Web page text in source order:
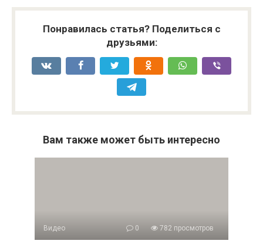
Понравилась статья? Поделиться с
друзьями:
Вам также может быть интересно
Видео 0 782 просмотров